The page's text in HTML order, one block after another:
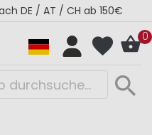
DE / AT / CH ab 150€
0